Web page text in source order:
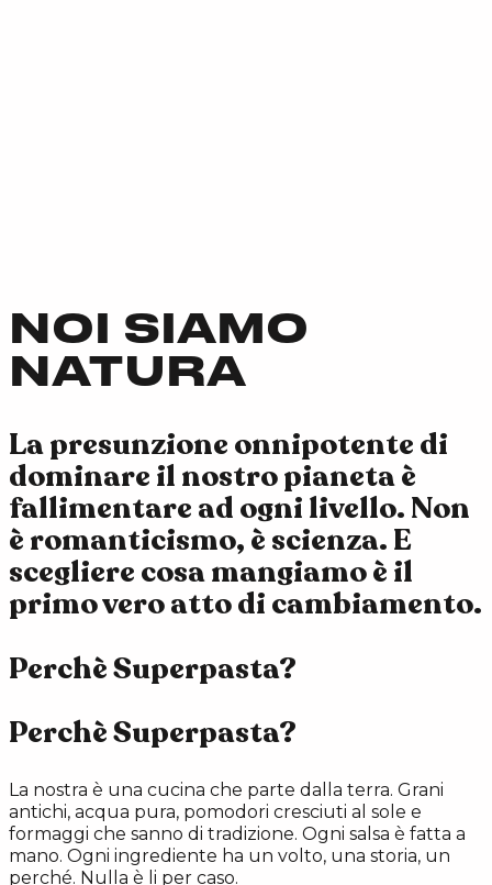
NOI SIAMO
NATURA
La presunzione onnipotente di
dominare il nostro pianeta è
fallimentare ad ogni livello. Non
è romanticismo, è scienza. E
scegliere cosa mangiamo è il
primo vero atto di cambiamento.
Perchè Superpasta?
Perchè Superpasta?
La nostra è una cucina che parte dalla terra. Grani
antichi, acqua pura, pomodori cresciuti al sole e
formaggi che sanno di tradizione. Ogni salsa è fatta a
mano. Ogni ingrediente ha un volto, una storia, un
perché. Nulla è li per caso.